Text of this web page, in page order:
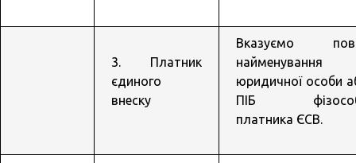
3. Платник
єдиного
внеску
Вказуємо
найменування
юридичної особи
ПІБ
платника ЄСВ.